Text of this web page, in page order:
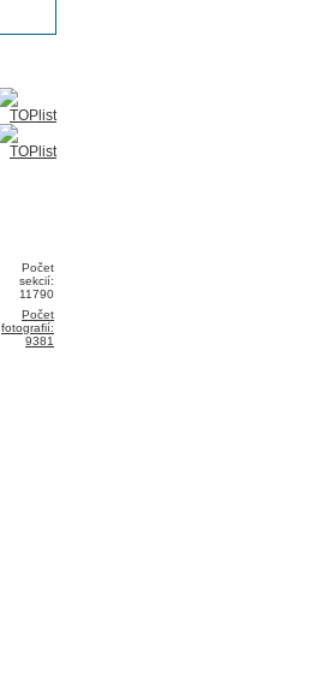
Počet
sekcií:
11790
Počet
fotografií:
9381